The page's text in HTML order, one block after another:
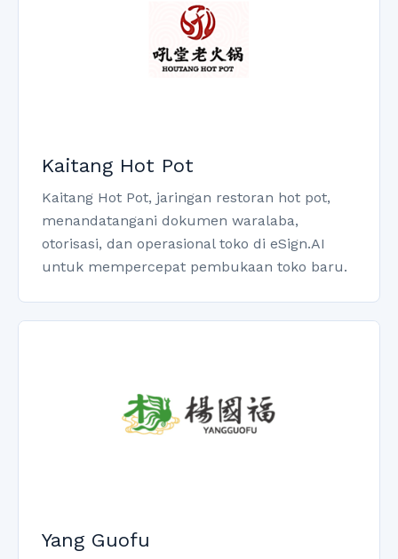
Kaitang Hot Pot
Kaitang Hot Pot, jaringan restoran hot pot,
menandatangani dokumen waralaba,
otorisasi, dan operasional toko di eSign.AI
untuk mempercepat pembukaan toko baru.
Yang Guofu